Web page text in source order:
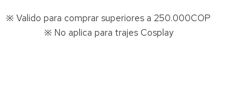
※ Valido para comprar superiores a 250.000COP
※ No aplica para trajes Cosplay